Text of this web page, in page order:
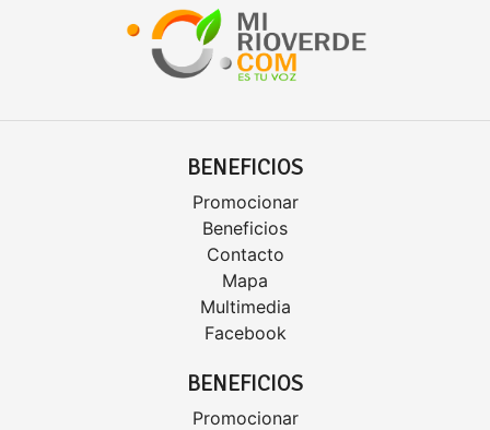
BENEFICIOS
Promocionar
Beneficios
Contacto
Mapa
Multimedia
Facebook
BENEFICIOS
Promocionar